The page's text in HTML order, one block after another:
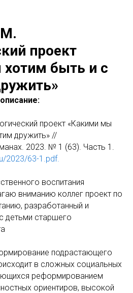
проект
быть и с
проект «Какими мы
дружить» //
2023. № 1 (63). Часть 1.
2023/63-1.pdf.
воспитания
вниманию коллег проект по
разработанный и
детьми старшего
подрастающего
в сложных социальных
реформированием
ориентиров, высокой